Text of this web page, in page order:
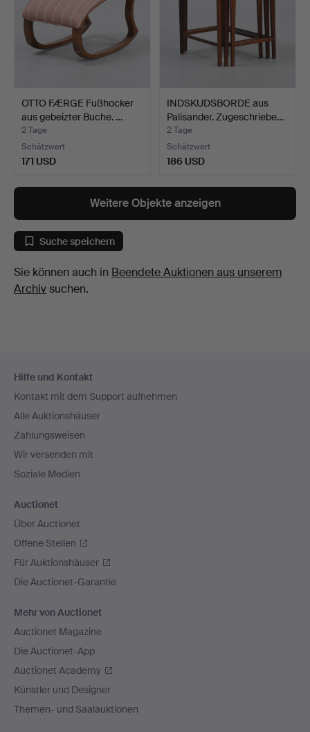
OTTO FÆRGE Fußhocker
aus gebeizter Buche. …
2 Tage
Schätzwert
171 USD
INDSKUDSBORDE aus
Palisander. Zugeschriebe…
2 Tage
Schätzwert
186 USD
Weitere Objekte anzeigen
Suche speichern
Sie können auch in Beendete Auktionen aus unserem
Archivsuchen.
Navigation
Hilfe und Kontakt
Kontakt mit dem Support aufnehmen
Alle Auktionshäuser
Zahlungsweisen
Wir versenden mit
Soziale Medien
Auctionet
Über Auctionet
Offene Stellen
Für Auktionshäuser
Die Auctionet-Garantie
Mehr von Auctionet
Auctionet Magazine
Die Auctionet-App
Auctionet Academy
Künstler und Designer
Themen- und Saalauktionen